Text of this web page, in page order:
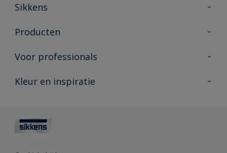
Sikkens
Over Sikkens
Duurzaamheid
Producten
Producten voor binnen
Vind je verkooppunt
Voor professionals
Advies & service
Polyfilla Pro
Kleur en inspiratie
Kleurcollecties